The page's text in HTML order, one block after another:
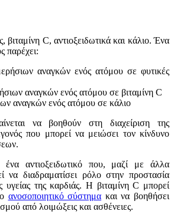
βιταμίνη C, αντιοξειδωτικά και κάλιο. Ένα
παρέχει:
αναγκών ενός ατόμου σε φυτικές
αναγκών ενός ατόμου σε βιταμίνη C
αναγκών ενός ατόμου σε κάλιο
να βοηθούν στη διαχείριση της
που μπορεί να μειώσει τον κίνδυνο
ένα αντιοξειδωτικό που, μαζί με άλλα
να διαδραματίσει ρόλο στην προστασία
υγείας της καρδιάς. Η βιταμίνη C μπορεί
ανοσοποιητικό σύστημα και να βοηθήσει
από λοιμώξεις και ασθένειες.